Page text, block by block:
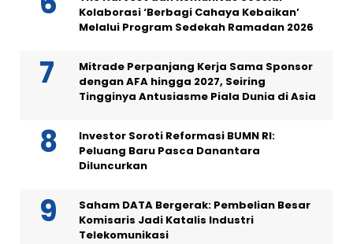
Kolaborasi ‘Berbagi Cahaya Kebaikan’
Melalui Program Sedekah Ramadan 2026
Mitrade Perpanjang Kerja Sama Sponsor
dengan AFA hingga 2027, Seiring
Tingginya Antusiasme Piala Dunia di Asia
Investor Soroti Reformasi BUMN RI:
Peluang Baru Pasca Danantara
Diluncurkan
Saham DATA Bergerak: Pembelian Besar
Komisaris Jadi Katalis Industri
Telekomunikasi